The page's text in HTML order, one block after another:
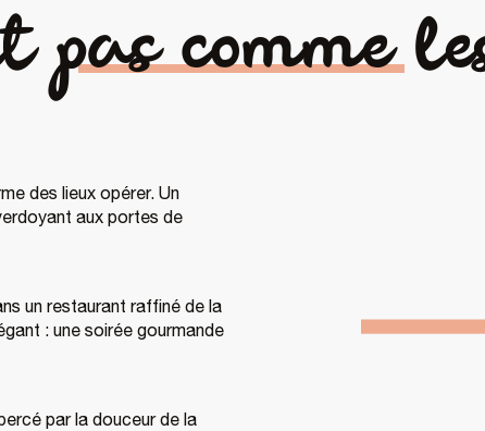
pas comme
des lieux opérer. Un
aux portes de
un restaurant raffiné de la
: une soirée gourmande
par la douceur de la